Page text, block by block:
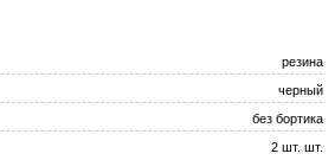
резина
черный
без бортика
2 шт. шт.